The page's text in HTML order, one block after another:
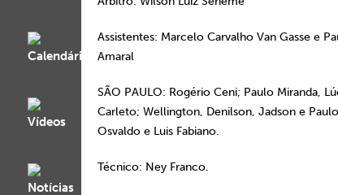
Assistentes: Marcelo Carvalho Van Gasse e
Amaral
SÃO PAULO: Rogério Ceni; Paulo Miranda,
Carleto; Wellington, Denilson, Jadson e
Osvaldo e Luis Fabiano.
Técnico: Ney Franco.